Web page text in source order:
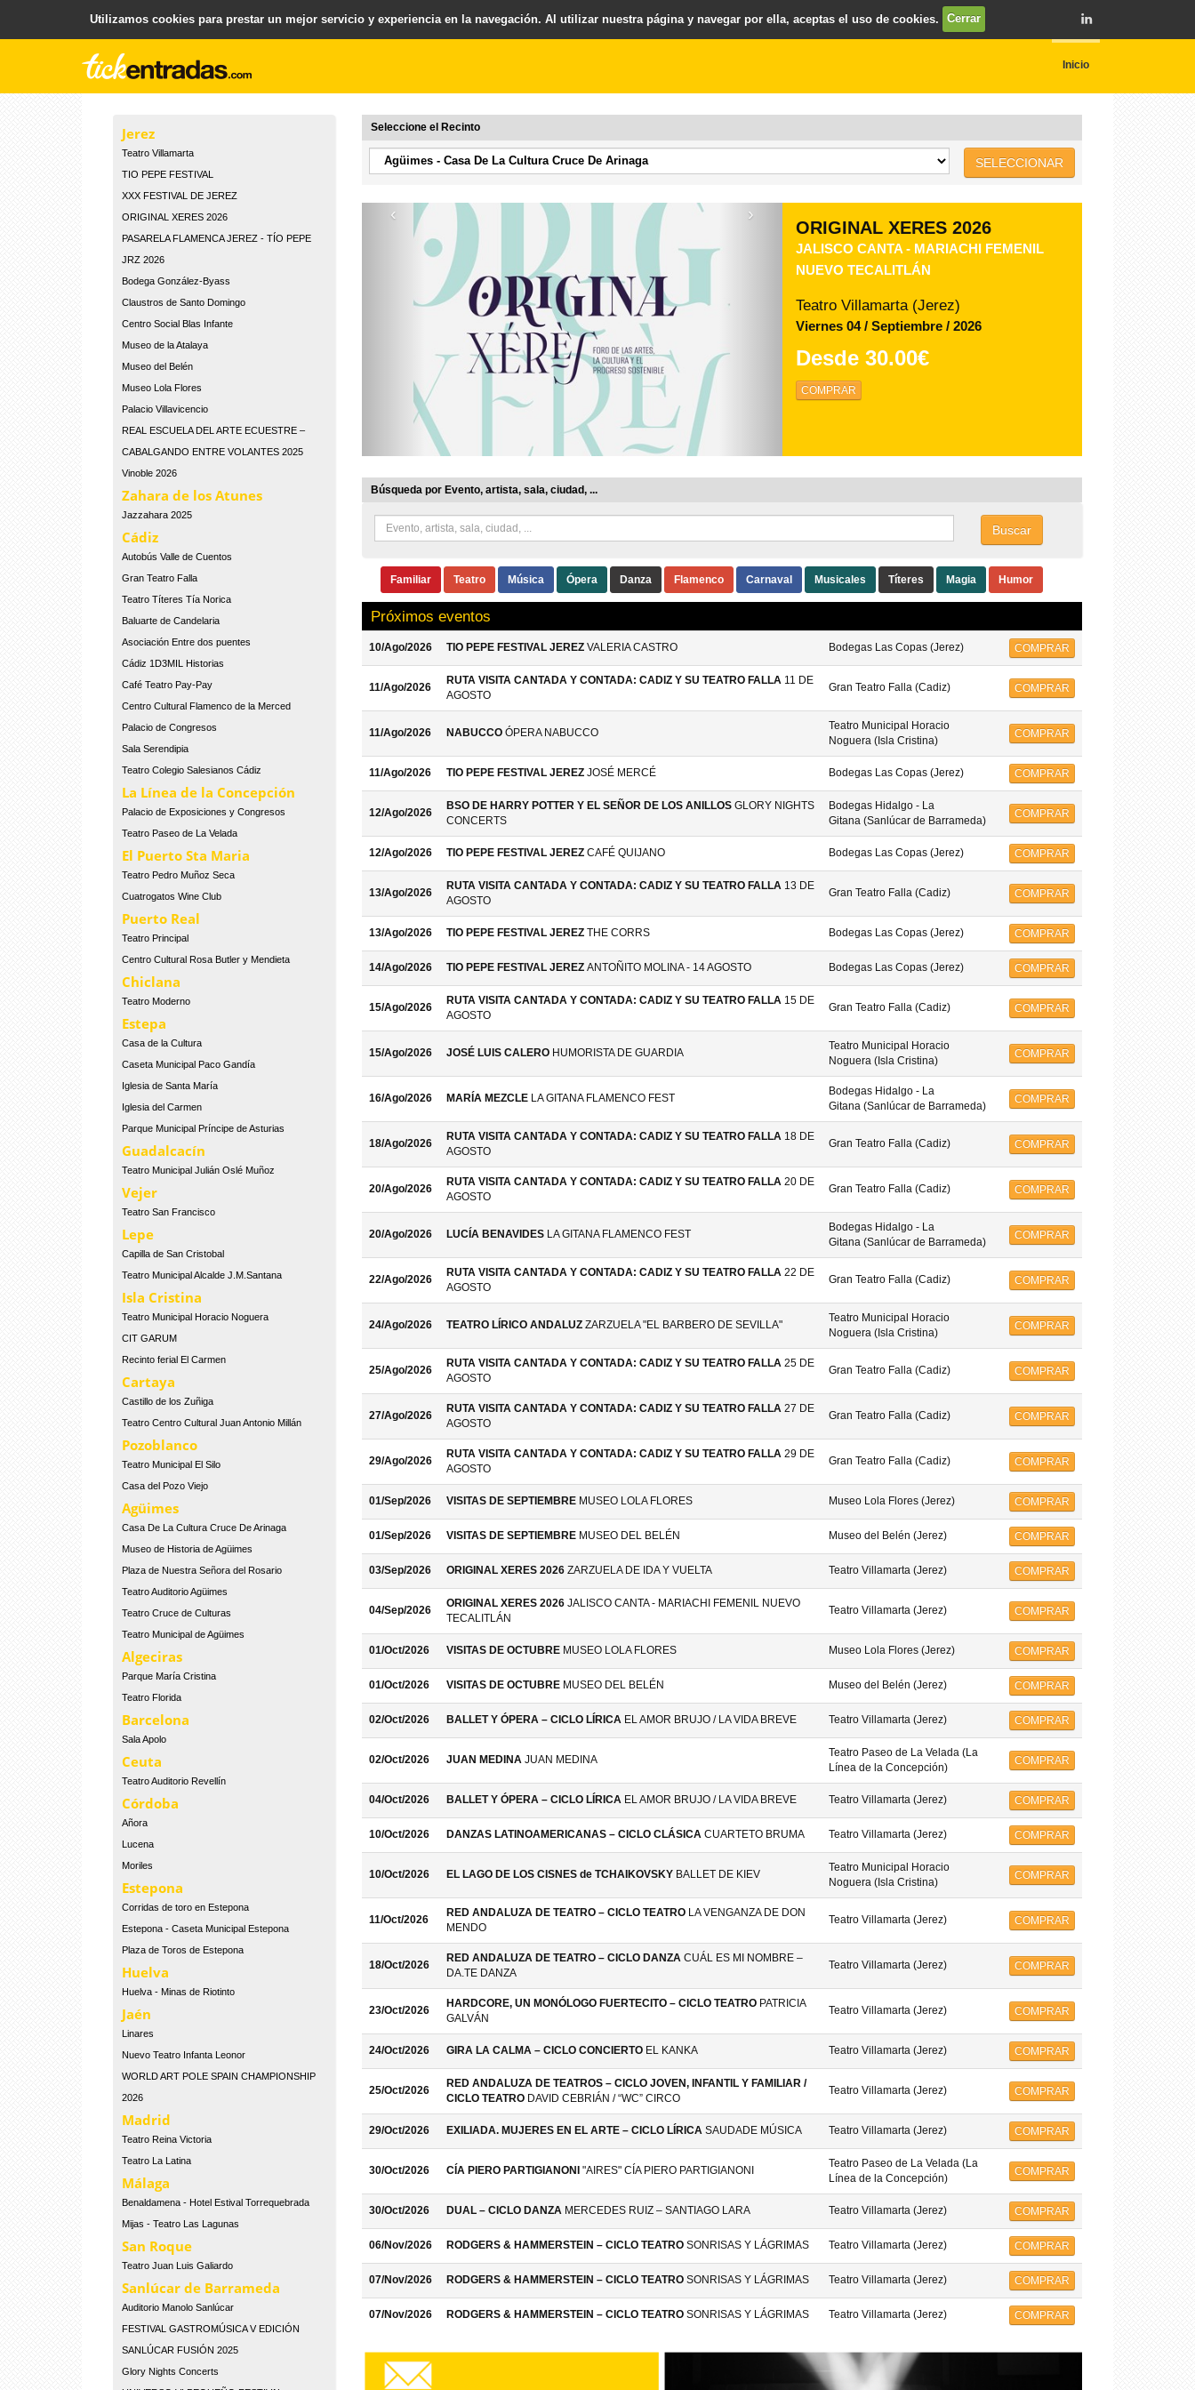
Plataforma para la Venta y Gestion de Entradas .
Inicio
Jerez
Teatro Villamarta
TIO PEPE FESTIVAL
XXX FESTIVAL DE JEREZ
ORIGINAL XERES 2026
PASARELA FLAMENCA JEREZ - TÍO PEPE
JRZ 2026
Bodega González-Byass
Claustros de Santo Domingo
Centro Social Blas Infante
Museo de la Atalaya
Museo del Belén
Museo Lola Flores
Palacio Villavicencio
REAL ESCUELA DEL ARTE ECUESTRE –
CABALGANDO ENTRE VOLANTES 2025
Vinoble 2026
Zahara de los Atunes
Jazzahara 2025
Cádiz
Autobús Valle de Cuentos
Gran Teatro Falla
Teatro Títeres Tía Norica
Baluarte de Candelaria
Asociación Entre dos puentes
Cádiz 1D3MIL Historias
Café Teatro Pay-Pay
Centro Cultural Flamenco de la Merced
Palacio de Congresos
Sala Serendipia
Teatro Colegio Salesianos Cádiz
La Línea de la Concepción
Palacio de Exposiciones y Congresos
Teatro Paseo de La Velada
El Puerto Sta Maria
Teatro Pedro Muñoz Seca
Cuatrogatos Wine Club
Puerto Real
Teatro Principal
Centro Cultural Rosa Butler y Mendieta
Chiclana
Teatro Moderno
Estepa
Casa de la Cultura
Caseta Municipal Paco Gandía
Iglesia de Santa María
Iglesia del Carmen
Parque Municipal Príncipe de Asturias
Guadalcacín
Teatro Municipal Julián Oslé Muñoz
Vejer
Teatro San Francisco
Lepe
Capilla de San Cristobal
Teatro Municipal Alcalde J.M.Santana
Isla Cristina
Teatro Municipal Horacio Noguera
CIT GARUM
Recinto ferial El Carmen
Cartaya
Castillo de los Zuñiga
Teatro Centro Cultural Juan Antonio Millán
Pozoblanco
Teatro Municipal El Silo
Casa del Pozo Viejo
Agüimes
Casa De La Cultura Cruce De Arinaga
Museo de Historia de Agüimes
Plaza de Nuestra Señora del Rosario
Teatro Auditorio Agüimes
Teatro Cruce de Culturas
Teatro Municipal de Agüimes
Algeciras
Parque María Cristina
Teatro Florida
Barcelona
Sala Apolo
Ceuta
Teatro Auditorio Revellín
Córdoba
Añora
Lucena
Moriles
Estepona
Corridas de toro en Estepona
Estepona - Caseta Municipal Estepona
Plaza de Toros de Estepona
Huelva
Huelva - Minas de Riotinto
Jaén
Linares
Nuevo Teatro Infanta Leonor
WORLD ART POLE SPAIN CHAMPIONSHIP
2026
Madrid
Teatro Reina Victoria
Teatro La Latina
Málaga
Benaldamena - Hotel Estival Torrequebrada
Mijas - Teatro Las Lagunas
San Roque
Teatro Juan Luis Galiardo
Sanlúcar de Barrameda
Auditorio Manolo Sanlúcar
FESTIVAL GASTROMÚSICA V EDICIÓN
SANLÚCAR FUSIÓN 2025
Glory Nights Concerts
Seleccione el Recinto
SELECCIONAR
‹ ›
ORIGINAL XERES 2026
ZARZUELA DE IDA Y VUELTA
Jueves 03 / Septiembre / 2026
Desde39.00€
COMPRAR
Búsqueda por Evento, artista, sala, ciudad, ...
Buscar
Familiar Teatro Música Ópera Danza Flamenco Carnaval Musicales Títeres Magia Humor
Próximos eventos
10/Ago/2026 TIO PEPE FESTIVAL JEREZ VALERIA CASTRO Bodegas Las Copas (Jerez) COMPRAR
11/Ago/2026
RUTA VISITA CANTADA Y CONTADA: CADIZ Y SU TEATRO FALLA 11 DE
AGOSTO
Gran Teatro Falla (Cadiz) COMPRAR
11/Ago/2026 NABUCCO ÓPERA NABUCCO
Teatro Municipal Horacio
Noguera (Isla Cristina)
COMPRAR
11/Ago/2026 TIO PEPE FESTIVAL JEREZ JOSÉ MERCÉ Bodegas Las Copas (Jerez) COMPRAR
12/Ago/2026
BSO DE HARRY POTTER Y EL SEÑOR DE LOS ANILLOS GLORY NIGHTS
CONCERTS
Bodegas Hidalgo - La
Gitana (Sanlúcar de Barrameda)
COMPRAR
12/Ago/2026 TIO PEPE FESTIVAL JEREZ CAFÉ QUIJANO Bodegas Las Copas (Jerez) COMPRAR
13/Ago/2026
RUTA VISITA CANTADA Y CONTADA: CADIZ Y SU TEATRO FALLA 13 DE
AGOSTO
Gran Teatro Falla (Cadiz) COMPRAR
13/Ago/2026 TIO PEPE FESTIVAL JEREZ THE CORRS Bodegas Las Copas (Jerez) COMPRAR
14/Ago/2026 TIO PEPE FESTIVAL JEREZ ANTOÑITO MOLINA - 14 AGOSTO Bodegas Las Copas (Jerez) COMPRAR
15/Ago/2026
RUTA VISITA CANTADA Y CONTADA: CADIZ Y SU TEATRO FALLA 15 DE
AGOSTO
Gran Teatro Falla (Cadiz) COMPRAR
15/Ago/2026 JOSÉ LUIS CALERO HUMORISTA DE GUARDIA
Teatro Municipal Horacio
Noguera (Isla Cristina)
COMPRAR
16/Ago/2026 MARÍA MEZCLE LA GITANA FLAMENCO FEST
Bodegas Hidalgo - La
Gitana (Sanlúcar de Barrameda)
COMPRAR
18/Ago/2026
RUTA VISITA CANTADA Y CONTADA: CADIZ Y SU TEATRO FALLA 18 DE
AGOSTO
Gran Teatro Falla (Cadiz) COMPRAR
20/Ago/2026
RUTA VISITA CANTADA Y CONTADA: CADIZ Y SU TEATRO FALLA 20 DE
AGOSTO
Gran Teatro Falla (Cadiz) COMPRAR
20/Ago/2026 LUCÍA BENAVIDES LA GITANA FLAMENCO FEST
Bodegas Hidalgo - La
Gitana (Sanlúcar de Barrameda)
COMPRAR
22/Ago/2026
RUTA VISITA CANTADA Y CONTADA: CADIZ Y SU TEATRO FALLA 22 DE
AGOSTO
Gran Teatro Falla (Cadiz) COMPRAR
24/Ago/2026 TEATRO LÍRICO ANDALUZ ZARZUELA "EL BARBERO DE SEVILLA"
Teatro Municipal Horacio
Noguera (Isla Cristina)
COMPRAR
25/Ago/2026
RUTA VISITA CANTADA Y CONTADA: CADIZ Y SU TEATRO FALLA 25 DE
AGOSTO
Gran Teatro Falla (Cadiz) COMPRAR
27/Ago/2026
RUTA VISITA CANTADA Y CONTADA: CADIZ Y SU TEATRO FALLA 27 DE
AGOSTO
Gran Teatro Falla (Cadiz) COMPRAR
29/Ago/2026
RUTA VISITA CANTADA Y CONTADA: CADIZ Y SU TEATRO FALLA 29 DE
AGOSTO
Gran Teatro Falla (Cadiz) COMPRAR
01/Sep/2026 VISITAS DE SEPTIEMBRE MUSEO LOLA FLORES Museo Lola Flores (Jerez) COMPRAR
01/Sep/2026 VISITAS DE SEPTIEMBRE MUSEO DEL BELÉN Museo del Belén (Jerez) COMPRAR
03/Sep/2026 ORIGINAL XERES 2026 ZARZUELA DE IDA Y VUELTA Teatro Villamarta (Jerez) COMPRAR
04/Sep/2026
ORIGINAL XERES 2026 JALISCO CANTA - MARIACHI FEMENIL NUEVO
TECALITLÁN
Teatro Villamarta (Jerez) COMPRAR
01/Oct/2026 VISITAS DE OCTUBRE MUSEO LOLA FLORES Museo Lola Flores (Jerez) COMPRAR
01/Oct/2026 VISITAS DE OCTUBRE MUSEO DEL BELÉN Museo del Belén (Jerez) COMPRAR
02/Oct/2026 BALLET Y ÓPERA – CICLO LÍRICA EL AMOR BRUJO / LA VIDA BREVE Teatro Villamarta (Jerez) COMPRAR
02/Oct/2026 JUAN MEDINA JUAN MEDINA
Teatro Paseo de La Velada (La
Línea de la Concepción)
COMPRAR
04/Oct/2026 BALLET Y ÓPERA – CICLO LÍRICA EL AMOR BRUJO / LA VIDA BREVE Teatro Villamarta (Jerez) COMPRAR
10/Oct/2026 DANZAS LATINOAMERICANAS – CICLO CLÁSICA CUARTETO BRUMA Teatro Villamarta (Jerez) COMPRAR
10/Oct/2026 EL LAGO DE LOS CISNES de TCHAIKOVSKY BALLET DE KIEV
Teatro Municipal Horacio
Noguera (Isla Cristina)
COMPRAR
11/Oct/2026
RED ANDALUZA DE TEATRO – CICLO TEATRO LA VENGANZA DE DON
MENDO
Teatro Villamarta (Jerez) COMPRAR
18/Oct/2026
RED ANDALUZA DE TEATRO – CICLO DANZA CUÁL ES MI NOMBRE –
DA.TE DANZA
Teatro Villamarta (Jerez) COMPRAR
23/Oct/2026
HARDCORE, UN MONÓLOGO FUERTECITO – CICLO TEATRO PATRICIA
GALVÁN
Teatro Villamarta (Jerez) COMPRAR
24/Oct/2026 GIRA LA CALMA – CICLO CONCIERTO EL KANKA Teatro Villamarta (Jerez) COMPRAR
25/Oct/2026
RED ANDALUZA DE TEATROS – CICLO JOVEN, INFANTIL Y FAMILIAR /
CICLO TEATRO DAVID CEBRIÁN / “WC” CIRCO
Teatro Villamarta (Jerez) COMPRAR
29/Oct/2026 EXILIADA. MUJERES EN EL ARTE – CICLO LÍRICA SAUDADE MÚSICA Teatro Villamarta (Jerez) COMPRAR
30/Oct/2026 CÍA PIERO PARTIGIANONI "AIRES" CÍA PIERO PARTIGIANONI
Teatro Paseo de La Velada (La
Línea de la Concepción)
COMPRAR
30/Oct/2026 DUAL – CICLO DANZA MERCEDES RUIZ – SANTIAGO LARA Teatro Villamarta (Jerez) COMPRAR
06/Nov/2026 RODGERS & HAMMERSTEIN – CICLO TEATRO SONRISAS Y LÁGRIMAS Teatro Villamarta (Jerez) COMPRAR
07/Nov/2026 RODGERS & HAMMERSTEIN – CICLO TEATRO SONRISAS Y LÁGRIMAS Teatro Villamarta (Jerez) COMPRAR
07/Nov/2026 RODGERS & HAMMERSTEIN – CICLO TEATRO SONRISAS Y LÁGRIMAS Teatro Villamarta (Jerez) COMPRAR
Utilizamos cookies para prestar un mejor servicio y experiencia en la navegación. Al utilizar nuestra página y navegar por ella, aceptas el uso de cookies. Cerrar